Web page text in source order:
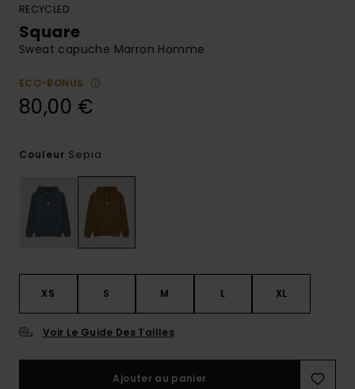
RECYCLED
Square
Sweat capuche Marron Homme
ECO-BONUS
80,00 €
Couleur Sepia
XS S M L XL
Voir Le Guide Des Tailles
Ajouter au panier